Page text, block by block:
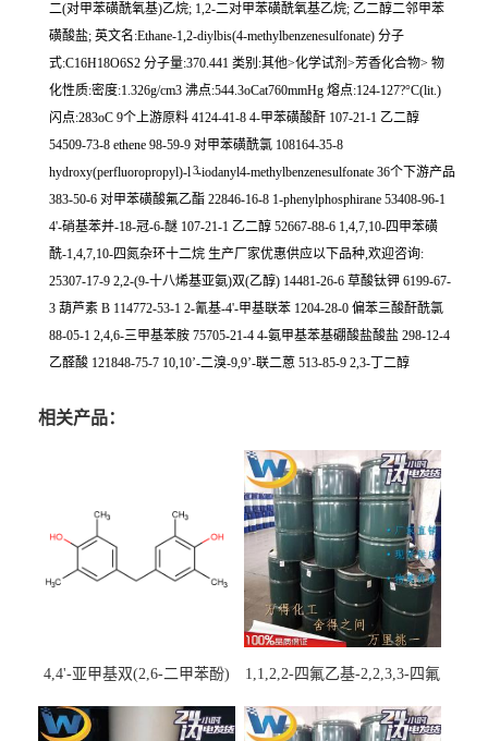
二(对甲苯磺酰氧基)乙烷; 1,2-二对甲苯磺酰氧基乙烷; 乙二醇二邻甲苯
磺酸盐; 英文名:Ethane-1,2-diylbis(4-methylbenzenesulfonate) 分子
式:C16H18O6S2 分子量:370.441 类别:其他>化学试剂>芳香化合物> 物
化性质:密度:1.326g/cm3 沸点:544.3oCat760mmHg 熔点:124-127?°C(lit.)
闪点:283oC 9个上游原料 4124-41-8 4-甲苯磺酸酐 107-21-1 乙二醇
54509-73-8 ethene 98-59-9 对甲苯磺酰氯 108164-35-8
hydroxy(perfluoropropyl)-l3-iodanyl4-methylbenzenesulfonate 36个下游产品
383-50-6 对甲苯磺酸氟乙酯 22846-16-8 1-phenylphosphirane 53408-96-1
4'-硝基苯并-18-冠-6-醚 107-21-1 乙二醇 52667-88-6 1,4,7,10-四甲苯磺
酰-1,4,7,10-四氮杂环十二烷 生产厂家优惠供应以下品种,欢迎咨询:
25307-17-9 2,2-(9-十八烯基亚氨)双(乙醇) 14481-26-6 草酸钛钾 6199-67-
3 葫芦素 B 114772-53-1 2-氰基-4'-甲基联苯 1204-28-0 偏苯三酸酐酰氯
88-05-1 2,4,6-三甲基苯胺 75705-21-4 4-氨甲基苯基硼酸盐酸盐 298-12-4
乙醛酸 121848-75-7 10,10’-二溴-9,9’-联二蒽 513-85-9 2,3-丁二醇
相关产品：
4,4'-亚甲基双(2,6-二甲苯酚)
1,1,2,2-四氟乙基-2,2,3,3-四氟